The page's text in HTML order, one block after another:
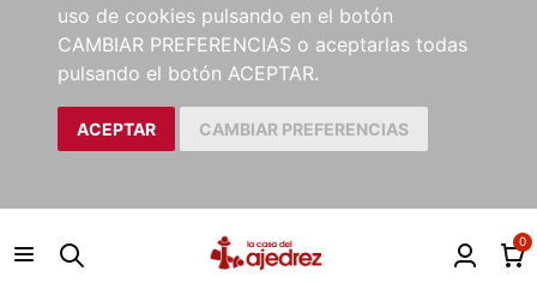
uso de cookies pulsando en el botón
CAMBIAR PREFERENCIAS o aceptarlas todas
pulsando el botón ACEPTAR.
ACEPTAR CAMBIAR PREFERENCIAS
0